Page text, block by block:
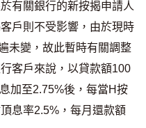
關銀行的新按揭申請人
戶則不受影響，由於現時
未變，故此暫時有關調整
客戶來說，以貸款額100
加至2.75%後，每當H按
息率2.5%，每月還款額